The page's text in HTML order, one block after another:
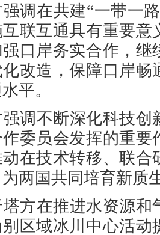
调在共建“一带一
联互通具有重要
口岸务实合作，
化改造，保障口岸
平。
调不断深化科技
委员会发挥的重
在技术转移、联
两国共同培育新质
塔方在推进水资源
别区域冰川中心活